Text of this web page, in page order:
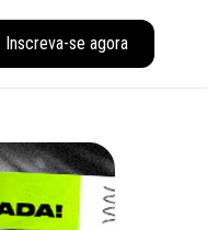
Inscreva-se agora